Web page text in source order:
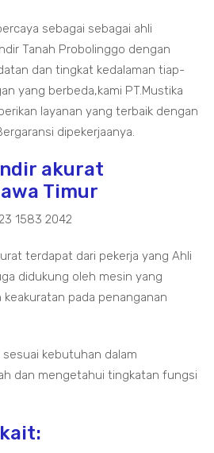
sebagai sebagai ahli
Tanah Probolinggo dengan
dan tingkat kedalaman tiap-
yang berbeda,kami PT.Mustika
layanan yang terbaik dengan
dipekerjaanya.
akurat
Timur
1583 2042
terdapat dari pekerja yang Ahli
didukung oleh mesin yang
pada penanganan
kebutuhan dalam
dan mengetahui tingkatan fungsi